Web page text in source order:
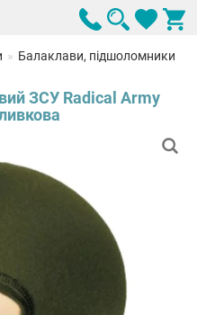
Балаклави, підшоломники
ЗСУ Radical Army